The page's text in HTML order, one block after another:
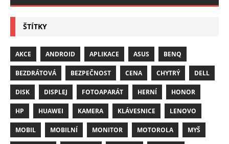
ŠTÍTKY
AKCE ANDROID APLIKACE ASUS BENQ
BEZDRÁTOVÁ BEZPEČNOST CENA CHYTRÝ DELL
DISK DISPLEJ FOTOAPARÁT HERNÍ HONOR
HP HUAWEI KAMERA KLÁVESNICE LENOVO
MOBIL MOBILNÍ MONITOR MOTOROLA MYŠ